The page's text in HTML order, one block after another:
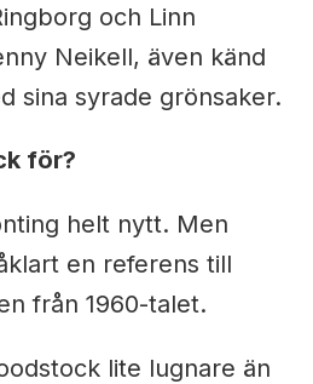
och Linn
Neikell, även känd
sina syrade grönsaker.
för?
helt nytt. Men
en referens till
från 1960-talet.
lite lugnare än